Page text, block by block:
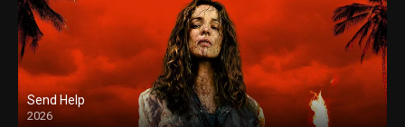
Send Help
2026